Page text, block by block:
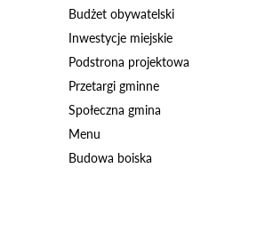
Budżet obywatelski
Inwestycje miejskie
Podstrona projektowa
Przetargi gminne
Społeczna gmina
Menu
Budowa boiska